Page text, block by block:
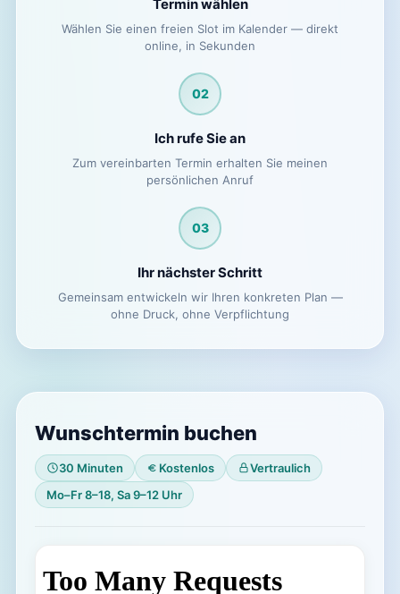
Termin wählen
Wählen Sie einen freien Slot im Kalender — direkt
online, in Sekunden
02
Ich rufe Sie an
Zum vereinbarten Termin erhalten Sie meinen
persönlichen Anruf
03
Ihr nächster Schritt
Gemeinsam entwickeln wir Ihren konkreten Plan —
ohne Druck, ohne Verpflichtung
Wunschtermin buchen
30 Minuten Kostenlos
Vertraulich
Mo–Fr 8–18, Sa 9–12 Uhr